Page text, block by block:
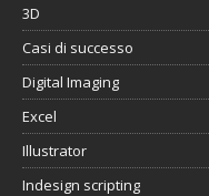
3D
Casi di successo
Digital Imaging
Excel
Illustrator
Indesign scripting